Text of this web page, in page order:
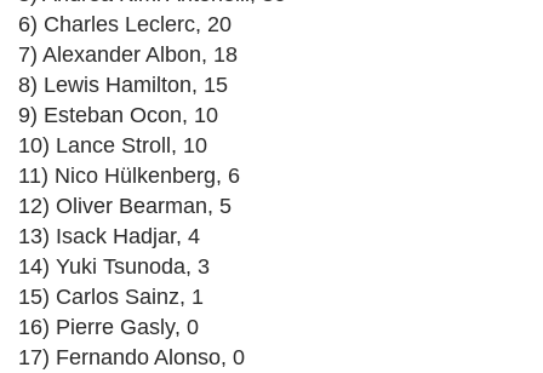
6) Charles Leclerc, 20
7) Alexander Albon, 18
8) Lewis Hamilton, 15
9) Esteban Ocon, 10
10) Lance Stroll, 10
11) Nico Hülkenberg, 6
12) Oliver Bearman, 5
13) Isack Hadjar, 4
14) Yuki Tsunoda, 3
15) Carlos Sainz, 1
16) Pierre Gasly, 0
17) Fernando Alonso, 0